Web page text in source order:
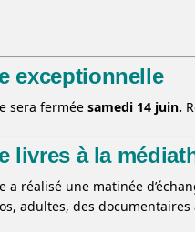
exceptionnelle
sera fermée samedi 14 juin.
livres à la
a réalisé une matinée
adultes, des